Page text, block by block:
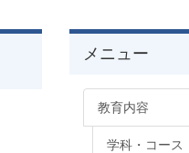
メニュー
教育内容
学科・コース